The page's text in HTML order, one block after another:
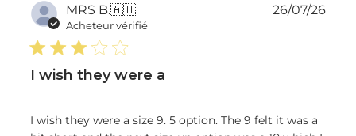
MRS B.🇦🇺
Acheteur vérifié
I wish they were a
I wish they were a size 9. 5 option. The 9 felt it was a
Date
26/07/26